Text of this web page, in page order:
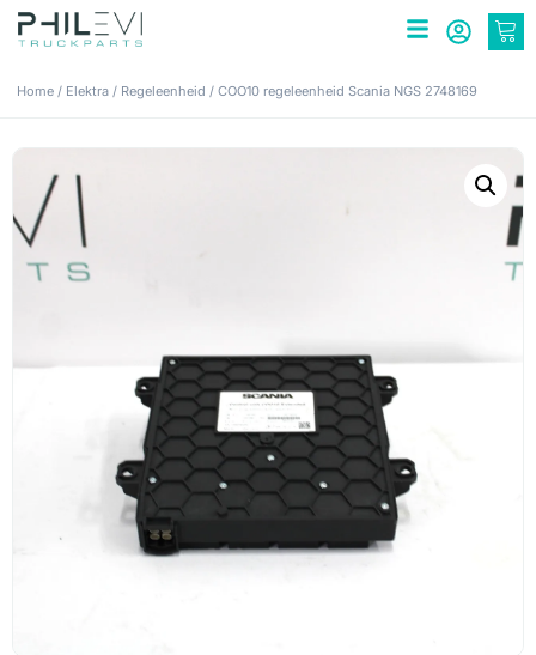
Home / Elektra / Regeleenheid / COO10 regeleenheid Scania NGS 2748169